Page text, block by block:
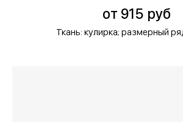
от 915 руб
Ткань: кулирка; размерный